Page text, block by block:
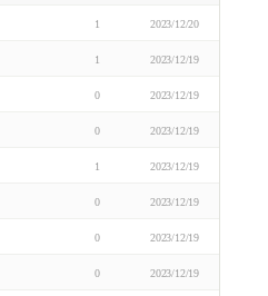
1 2023/12/20
1 2023/12/19
0 2023/12/19
0 2023/12/19
1 2023/12/19
0 2023/12/19
0 2023/12/19
0 2023/12/19